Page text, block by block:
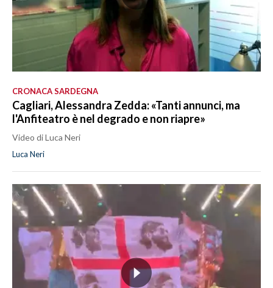
CRONACA SARDEGNA
Cagliari, Alessandra Zedda: «Tanti annunci, ma
l'Anfiteatro è nel degrado e non riapre»
Video di Luca Neri
Luca Neri